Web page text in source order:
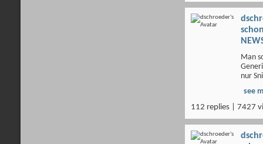
Man
nur
see
112 replies | 7427